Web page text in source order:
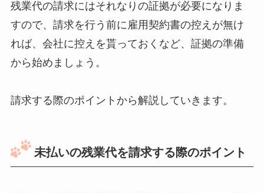
残業代の請求にはそれなりの証拠が必要になりま
すので、請求を行う前に雇用契約書の控えが無け
れば、会社に控えを貰っておくなど、証拠の準備
から始めましょう。
請求する際のポイントから解説していきます。
未払いの残業代を請求する際のポイント